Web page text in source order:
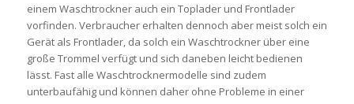
einem Waschtrockner auch ein Toplader und Frontlader
vorfinden. Verbraucher erhalten dennoch aber meist solch ein
Gerät als Frontlader, da solch ein Waschtrockner über eine
große Trommel verfügt und sich daneben leicht bedienen
lässt. Fast alle Waschtrocknermodelle sind zudem
unterbaufähig und können daher ohne Probleme in einer